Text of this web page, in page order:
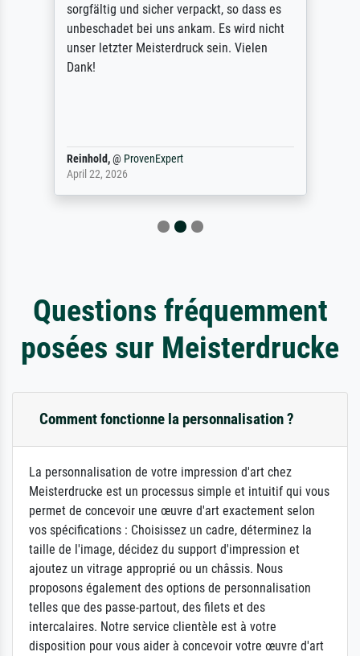
sorgfältig und sicher verpackt, so dass es
unbeschadet bei uns ankam. Es wird nicht
unser letzter Meisterdruck sein. Vielen
Dank!
Reinhold,@ ProvenExpert
April 22, 2026
Questions fréquemment
posées sur Meisterdrucke
Comment fonctionne la personnalisation ?
La personnalisation de votre impression d'art chez
Meisterdrucke est un processus simple et intuitif qui vous
permet de concevoir une œuvre d'art exactement selon
vos spécifications : Choisissez un cadre, déterminez la
taille de l'image, décidez du support d'impression et
ajoutez un vitrage approprié ou un châssis. Nous
proposons également des options de personnalisation
telles que des passe-partout, des filets et des
intercalaires. Notre service clientèle est à votre
disposition pour vous aider à concevoir votre œuvre d'art